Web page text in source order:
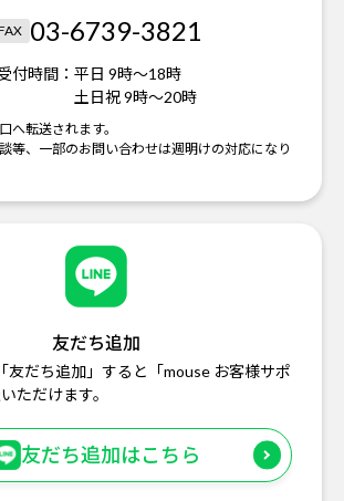
03-6739-3821
付時間： 平日 9時～18時
土日祝 9時～20時
へ転送されます。
等、一部のお問い合わせは週明けの対応になり
友だち追加
友だち追加」すると「mouse お客様サポ
ただけます。
友だち追加はこちら